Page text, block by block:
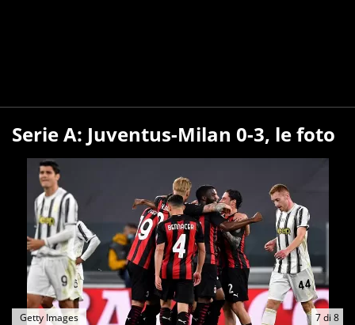
Serie A: Juventus-Milan 0-3, le foto
7di 8
Getty Images